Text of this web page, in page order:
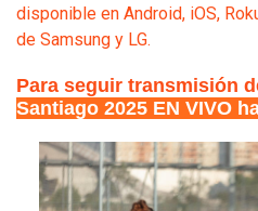
disponible en Android, iOS,
de Samsung y LG.
Para seguir transmisión
Santiago 2025 EN VIVO